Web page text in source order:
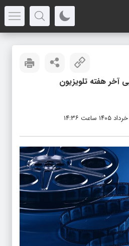
آخر هفته تلویزیون